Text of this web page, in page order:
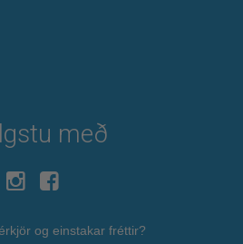
með
og einstakar fréttir?